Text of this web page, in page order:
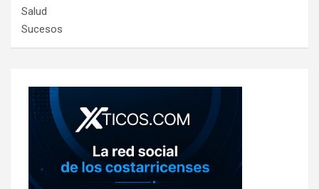
Salud
Sucesos